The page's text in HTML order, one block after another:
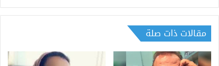
ذات
ومكتب
الزواج
بجدة
والأنشطة
مقالات ذات صلة